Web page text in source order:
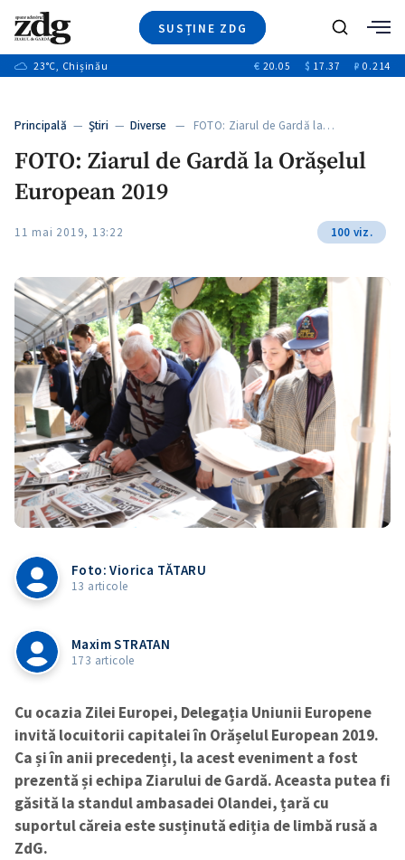
SUSȚINE ZDG
Ştiri
+6
Special
+1
+1
+2
Caută
23°C, Chișinău € 20.05 $ 17.37 ₽ 0.214
Principală — Ştiri — Diverse — FOTO: Ziarul de Gardă la…
FOTO: Ziarul de Gardă la Orășelul
European 2019
11 mai 2019, 13:22 100 viz.
Foto: Viorica TĂTARU
13 articole
Maxim STRATAN
173 articole
Cu ocazia Zilei Europei, Delegația Uniunii Europene
invită locuitorii capitalei în Orășelul European 2019.
Ca și în anii precedenți, la acest eveniment a fost
prezentă și echipa Ziarului de Gardă. Aceasta putea fi
găsită la standul ambasadei Olandei, țară cu
suportul căreia este susținută ediția de limbă rusă a
ZdG.